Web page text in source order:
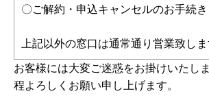
〇ご解約・申込キャンセルのお手続き
上記以外の窓口は通常通り営業致しま
お客様には大変ご迷惑をお掛けいたし
程よろしくお願い申し上げます。